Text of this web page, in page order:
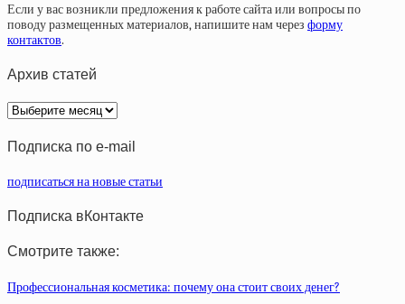
Если у вас возникли предложения к работе сайта или вопросы по
поводу размещенных материалов, напишите нам через форму
контактов.
Архив статей
Архив
статей
Подписка по e-mail
подписаться на новые статьи
Подписка вКонтакте
Смотрите также:
Профессиональная косметика: почему она стоит своих денег?